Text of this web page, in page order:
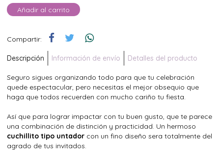
Añadir al carrito
Compartir:
Descripción Información de envío Detalles del producto
Seguro sigues organizando todo para que tu celebración
quede espectacular, pero necesitas el mejor obsequio que
haga que todos recuerden con mucho cariño tu fiesta.
Así que para lograr impactar con tu buen gusto, que te parece
una combinación de distinción y practicidad. Un hermoso
cuchillito tipo untador con un fino diseño sera totalmente del
agrado de tus invitados.